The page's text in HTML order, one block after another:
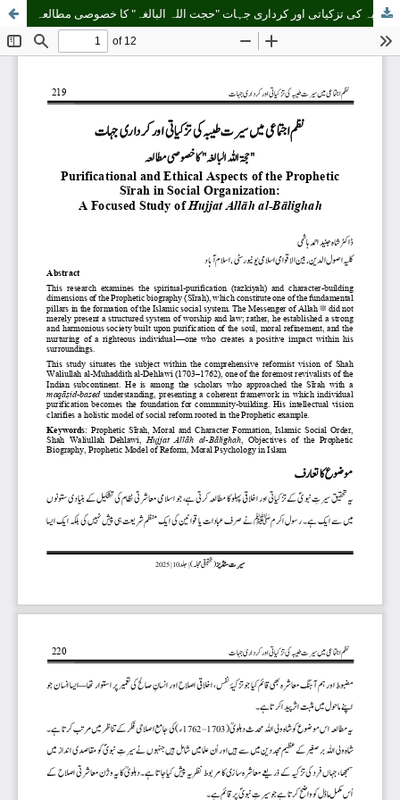
نظم اجتماعی میں سیرت طیبہ کی تزکیاتی اور کرداری جہات "حجت اللہ البالغہ" کا خصوصی مطالعہ